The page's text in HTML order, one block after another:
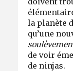
la planète
qu’une
de voir
de ninjas.